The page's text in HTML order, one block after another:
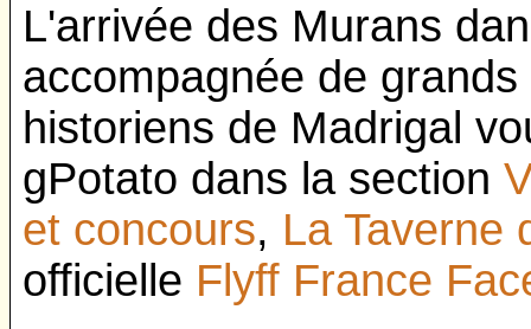
L'arrivée des Murans
accompagnée de
historiens de Madrigal
gPotato dans la section
et concours, La Taverne
officielle Flyff France